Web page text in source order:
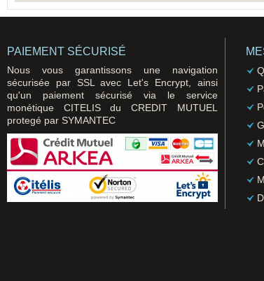
PAIEMENT SÉCURISÉ
Nous vous garantissons une navigation
sécurisée par SSL avec Let's Encrypt, ainsi
qu'un paiement sécurisé via le service
monétique CITELIS du CREDIT MUTUEL
protegé par SYMANTEC